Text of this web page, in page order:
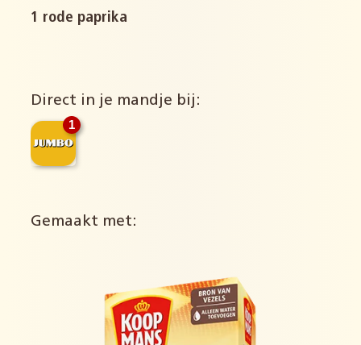
1 rode paprika
Direct in je mandje bij:
1
Gemaakt met: